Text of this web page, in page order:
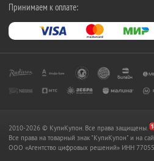
Принимаем к оплате:
2010-2026 © КупиКупон. Все права защищены.
Все права на товарный знак "КупиКупон" и на
OOO «Агентство цифровых решений» ИНН